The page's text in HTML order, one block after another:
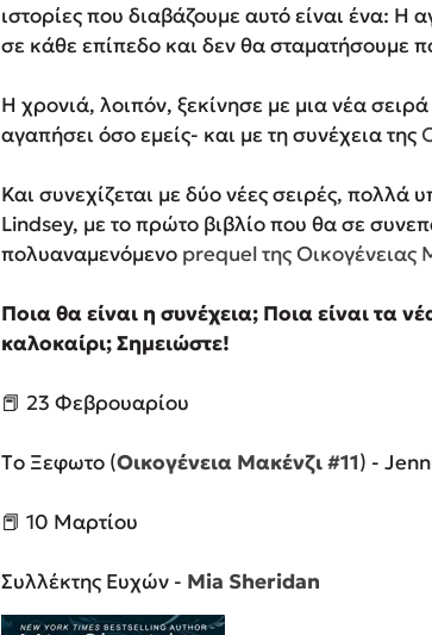
ιστορίες που διαβάζουμε αυτό είναι ένα:
σε κάθε επίπεδο και δεν θα σταματήσουμε
Η χρονιά, λοιπόν, ξεκίνησε με μια νέα
αγαπήσει όσο εμείς- και με τη συνέχεια της
Και συνεχίζεται με δύο νέες σειρές, πολλά
Lindsey, με το πρώτο βιβλίο που θα σε
πολυαναμενόμενο prequel της Οικογένειας
Ποια θα είναι η συνέχεια; Ποια είναι τα
καλοκαίρι; Σημειώστε!
📕 23 Φεβρουαρίου
Τo Ξεφωτο (Οικογένεια Μακένζι #11) -
📕 10 Μαρτίου
Συλλέκτης Ευχών - Mia Sheridan